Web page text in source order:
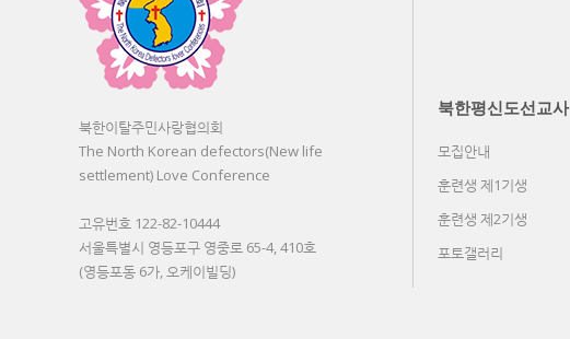
북한이탈주민사랑협의회
The North Korean defectors(New life
settlement) Love Conference
고유번호 122-82-10444
서울특별시 영등포구 영중로 65-4, 410호
(영등포동 6가, 오케이빌딩)
북한평신도선교사
모집안내
훈련생 제1기생
훈련생 제2기생
포토갤러리